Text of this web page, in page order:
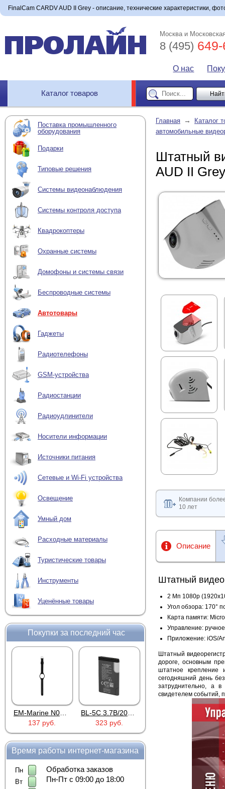
FinalCam CARDV AUD II Grey - описание, технические характеристики,
Москва и
8 (495)
О нас
Каталог товаров
Поставка промышленного
оборудования
Подарки
Типовые решения
Системы видеонаблюдения
Системы контроля доступа
Квадрокоптеры
Охранные системы
Домофоны и системы связи
Беспроводные системы
Автотовары
Гаджеты
Радиотелефоны
GSM-устройства
Радиостанции
Радиоудлинители
Носители информации
Источники питания
Сетевые и Wi-Fi устройства
Освещение
Умный дом
Расходные материалы
Туристические товары
Инструменты
Уценённые товары
Покупки за последний час
137 руб.
323 руб.
6 137 руб.
Время работы интернет-магазина
Пн
Вт
Обработка заказов
Пн-Пт с 09:00 до 18:00
Главная →
Каталог
автомобильные
Штатный
AUD II Grey
Компании
10 лет
Описание
Штатный
2 Мп 1080р
Угол обзора: 170°
Карта памяти:
Управление:
Приложение: iOS/
Штатный
дороге, основным
штатное крепление
сегодняшний день
затруднительно, а
свидетелем событий,